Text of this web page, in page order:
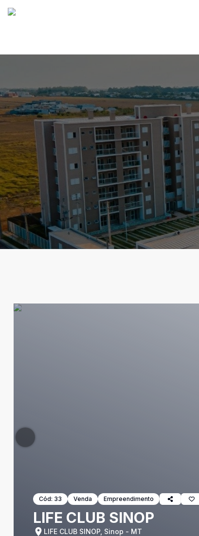
Cód: 33 Venda Empreendimento
LIFE CLUB SINOP
LIFE CLUB SINOP, Sinop - MT